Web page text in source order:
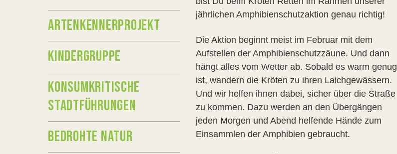
jährlichen Amphibienschutzaktion genau richtig!
Die Aktion beginnt meist im Februar mit dem
Aufstellen der Amphibienschutzzäune. Und dann
hängt alles vom Wetter ab. Sobald es warm genug
ist, wandern die Kröten zu ihren Laichgewässern.
Und wir helfen ihnen dabei, sicher über die Straße
zu kommen. Dazu werden an den Übergängen
jeden Morgen und Abend helfende Hände zum
Einsammlen der Amphibien gebraucht.
ARTENKENNERPROJEKT
KINDERGRUPPE
KONSUMKRITISCHE
STADTFÜHRUNGEN
BEDROHTE NATUR